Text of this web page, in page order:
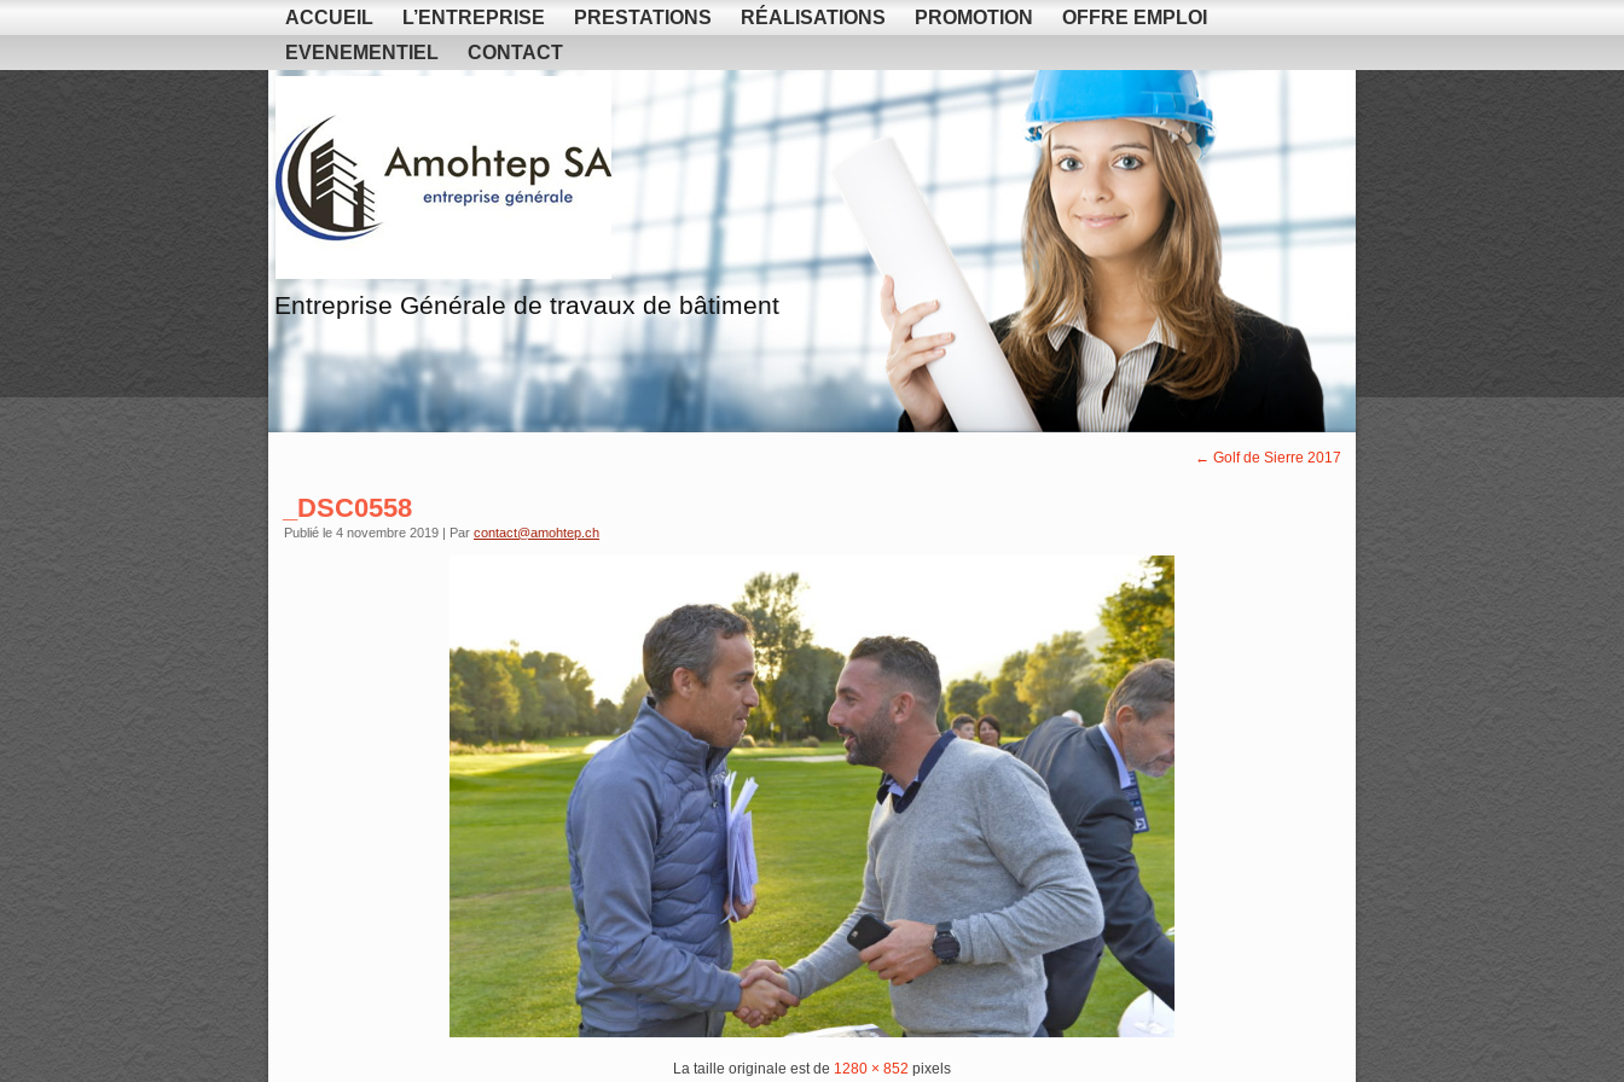
ACCUEIL L’ENTREPRISE PRESTATIONS RÉALISATIONS PROMOTION
OFFRE EMPLOI
EVENEMENTIEL
CONTACT
Entreprise Générale de travaux de bâtiment
← Golf de Sierre 2017
_DSC0558
Publié le 4 novembre 2019 | Par contact@amohtep.ch
La taille originale est de 1280 × 852 pixels